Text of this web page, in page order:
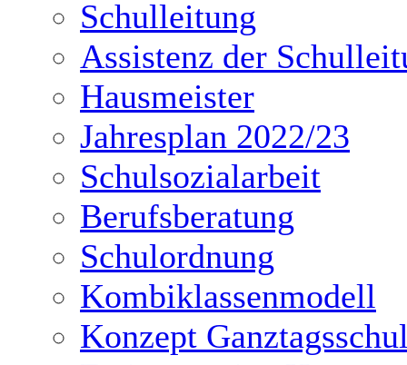
Schulleitung
Assistenz der
Hausmeister
Jahresplan 2022/23
Schulsozialarbeit
Berufsberatung
Schulordnung
Kombiklassenmodell
Konzept